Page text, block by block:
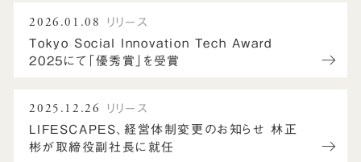
2026.01.08
リリース
Tokyo Social Innovation Tech Award
2025にて「優秀賞」を受賞
2025.12.26
リリース
LIFESCAPES、経営体制変更のお知らせ 林正
彬が取締役副社長に就任